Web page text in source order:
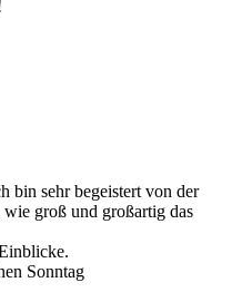
bin sehr begeistert von der
groß und großartig das
Sonntag